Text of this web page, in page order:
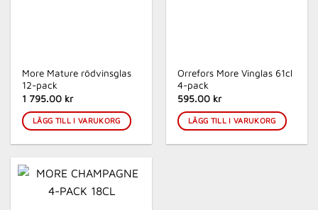
More Mature rödvinsglas
12-pack
1 795.00 kr
LÄGG TILL I VARUKORG
Orrefors More Vinglas 61cl
4-pack
595.00 kr
LÄGG TILL I VARUKORG